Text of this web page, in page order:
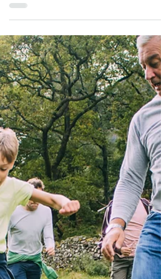
Le maquillage anti-âge peut sublimer la
beauté tout en atténuant le
vieillissement, c'est Joelle qui nous en
parle.